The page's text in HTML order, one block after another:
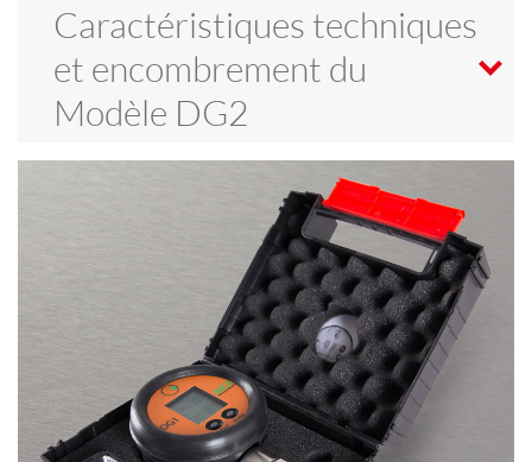
Caractéristiques techniques
et encombrement du
Modèle DG2